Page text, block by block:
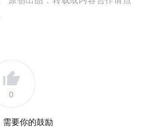
0
需要你的鼓励